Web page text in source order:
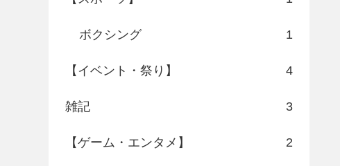
ボクシング 1
【イベント・祭り】 4
雑記 3
【ゲーム・エンタメ】 2